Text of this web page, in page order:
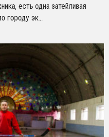
есть одна затейливая
городу эк...